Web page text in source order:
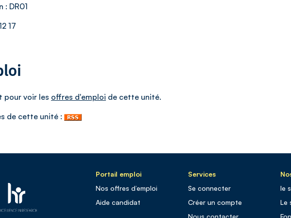
: DR01
17
pour voir les offres d'emploi de cette unité.
de cette unité :
Portail emploi
Nos offres d’emploi
Aide candidat
Services
Se connecter
Créer un compte
Nous contacter
le
Le